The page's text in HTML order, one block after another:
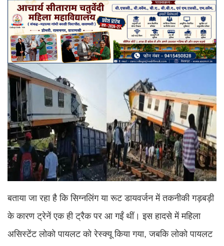
बताया जा रहा है कि सिग्नलिंग या रूट डायवर्जन में तकनीकी गड़बड़ी
के कारण ट्रेनें एक ही ट्रैक पर आ गईं थीं। इस हादसे में महिला
असिस्टेंट लोको पायलट को रेस्क्यू किया गया, जबकि लोको पायलट